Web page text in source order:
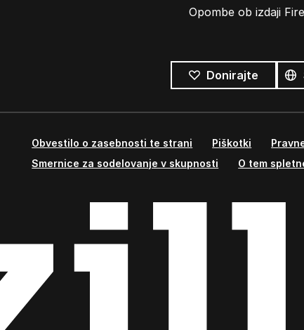
Opombe ob izdaji
Donirajte
jeziki
Jezik
Obvestilo o zasebnosti te strani Piškotki
Smernice za sodelovanje v skupnosti
O tem